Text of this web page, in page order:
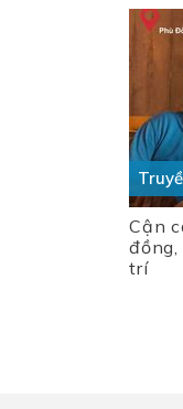
Cận
trí